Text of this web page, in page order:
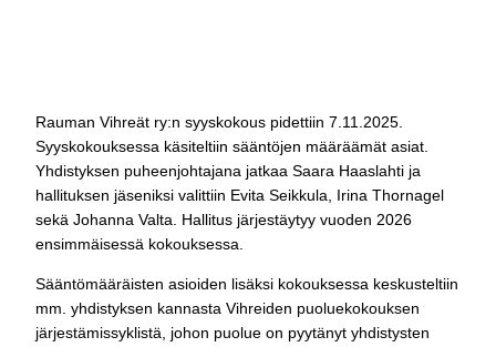
Rauman Vihreät ry:n syyskokous pidettiin 7.11.2025.
Syyskokouksessa käsiteltiin sääntöjen määräämät asiat.
Yhdistyksen puheenjohtajana jatkaa Saara Haaslahti ja
hallituksen jäseniksi valittiin Evita Seikkula, Irina Thornagel
sekä Johanna Valta. Hallitus järjestäytyy vuoden 2026
ensimmäisessä kokouksessa.
Sääntömääräisten asioiden lisäksi kokouksessa keskusteltiin
mm. yhdistyksen kannasta Vihreiden puoluekokouksen
järjestämissyklistä, johon puolue on pyytänyt yhdistysten